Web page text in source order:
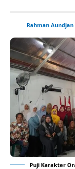
Rahman Aundjan
Puji Karakter